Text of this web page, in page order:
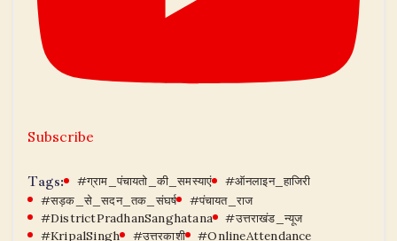
Subscribe
Tags: #ग्राम_पंचायतो_की_समस्याएं
#ऑनलाइन_हाजिरी
#सड़क_से_सदन_तक_संघर्ष
#पंचायत_राज
#DistrictPradhanSanghatana
#उत्तराखंड_न्यूज
#KripalSingh
#उत्तरकाशी
#OnlineAttendance